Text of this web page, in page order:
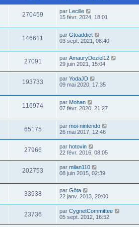
270459 par Lecille
15 févr. 2024, 18:01
146611 par Gtoaddict
03 sept. 2021, 08:40
27091 par AmauryDeziel12
29 juin 2021, 15:04
193733 par YodaJD
09 mai 2020, 17:35
116974 par Mohan
07 févr. 2020, 21:27
65175 par moi-nintendo
26 mai 2017, 12:46
27966 par hotovin
22 févr. 2016, 08:05
202753 par milan110
08 juin 2015, 02:39
33938 par Gôta
22 janv. 2013, 20:00
23736 par CygnetCommittee
05 sept. 2012, 16:52